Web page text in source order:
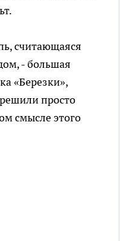
считающаяся
- большая
«Березки»,
просто
смысле этого